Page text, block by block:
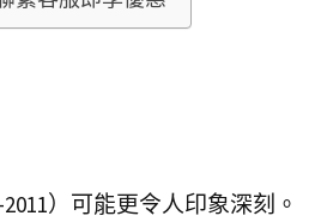
）可能更令人印象深刻。